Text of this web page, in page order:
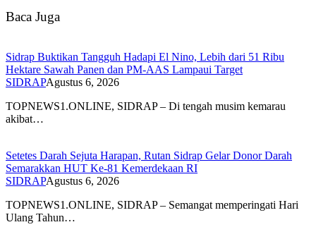
Baca Juga
Sidrap Buktikan Tangguh Hadapi El Nino, Lebih dari 51 Ribu
Hektare Sawah Panen dan PM-AAS Lampaui Target
SIDRAPAgustus 6, 2026
TOPNEWS1.ONLINE, SIDRAP – Di tengah musim kemarau
akibat…
Setetes Darah Sejuta Harapan, Rutan Sidrap Gelar Donor Darah
Semarakkan HUT Ke-81 Kemerdekaan RI
SIDRAPAgustus 6, 2026
TOPNEWS1.ONLINE, SIDRAP – Semangat memperingati Hari
Ulang Tahun…